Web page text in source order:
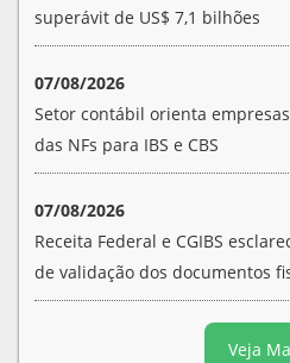
superávit de US$ 7,1 bilhões
07/08/2026
Setor contábil orienta
das NFs para IBS e CBS
07/08/2026
Receita Federal e CGIBS
de validação dos documentos
Veja